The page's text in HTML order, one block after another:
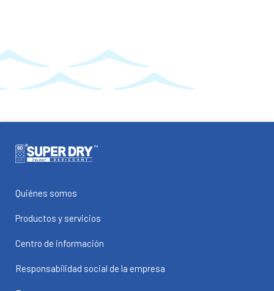
Quiénes somos
Productos y servicios
Centro de información
Responsabilidad social de la empresa